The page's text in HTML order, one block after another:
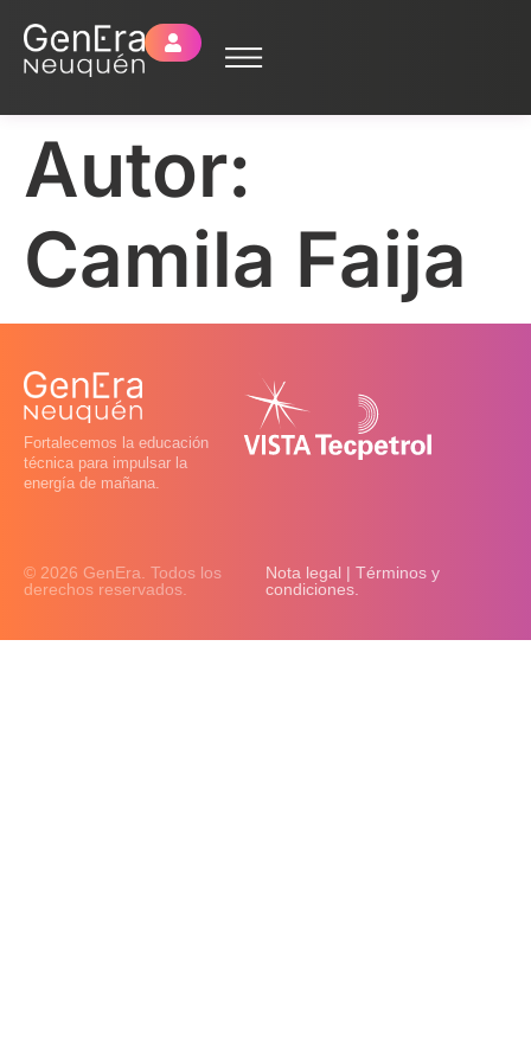
Autor:
Camila Faija
Fortalecemos la educación
técnica para impulsar la
energía de mañana.
© 2026 GenEra. Todos los
derechos reservados.
Nota legal | Términos y
condiciones.